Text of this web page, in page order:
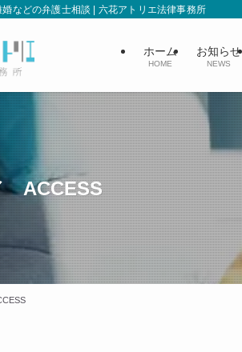
などの弁護士相談 | 六花アトリエ法律事務所
ホーム
HOME
お知らせ
NEWS
ACCESS